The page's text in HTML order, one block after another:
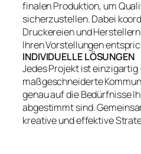
finalen Produktion, um
sicherzustellen. Dabei
Druckereien und
Ihren Vorstellungen
INDIVIDUELLE LÖSUNGEN
Jedes Projekt ist einzigartig
maßgeschneiderte
genau auf die Bedürfnisse
abgestimmt sind.
kreative und effektive